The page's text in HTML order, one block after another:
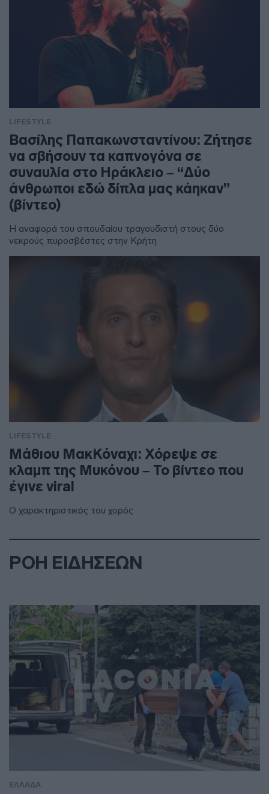
LIFESTYLE
Βασίλης Παπακωνσταντίνου: Ζήτησε
να σβήσουν τα καπνογόνα σε
συναυλία στο Ηράκλειο – “Δύο
άνθρωποι εδώ δίπλα μας κάηκαν”
(βίντεο)
Η αναφορά του σπουδαίου τραγουδιστή στους δύο
νεκρούς πυροσβέστες στην Κρήτη
LIFESTYLE
Μάθιου ΜακΚόναχι: Χόρεψε σε
κλαμπ της Μυκόνου – Το βίντεο που
έγινε viral
Ο χαρακτηριστικός του χορός
ΡΟΗ ΕΙΔΗΣΕΩΝ
ΕΛΛΑΔΑ